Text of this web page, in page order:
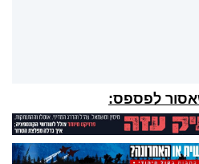
לפספס: